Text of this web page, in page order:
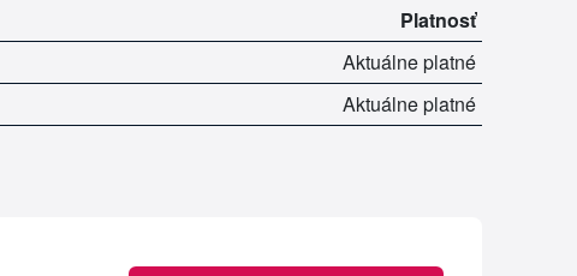
Platnosť
Aktuálne platné
Aktuálne platné